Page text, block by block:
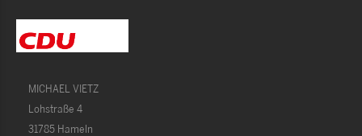
MICHAEL VIETZ
Lohstraße 4
31785 Hameln